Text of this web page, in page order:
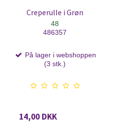
Creperulle i Grøn
48
486357
På lager i webshoppen
(3 stk.)
14,00 DKK